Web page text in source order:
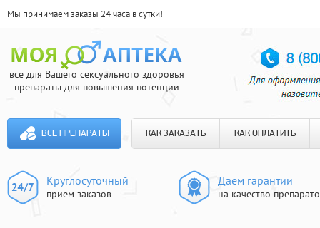
Мы принимаем заказы 24 часа в сутки!
все для Вашего сексуального здоровья
препараты для повышения потенции
ВСЕ ПРЕПАРАТЫ КАК ЗАКАЗАТЬ КАК ОПЛАТИТЬ
Круглосуточный
прием заказов
Даем гарантии
на качество